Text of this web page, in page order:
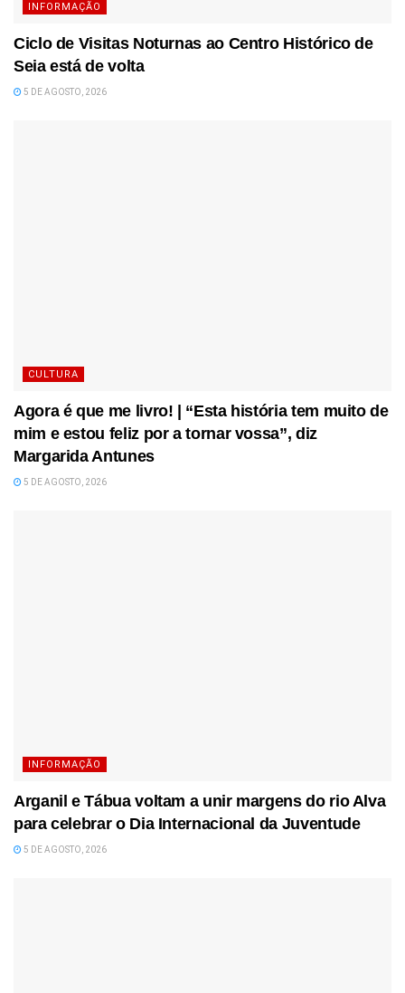
INFORMAÇÃO
Ciclo de Visitas Noturnas ao Centro Histórico de
Seia está de volta
5 DE AGOSTO, 2026
CULTURA
Agora é que me livro! | “Esta história tem muito de
mim e estou feliz por a tornar vossa”, diz
Margarida Antunes
5 DE AGOSTO, 2026
INFORMAÇÃO
Arganil e Tábua voltam a unir margens do rio Alva
para celebrar o Dia Internacional da Juventude
5 DE AGOSTO, 2026